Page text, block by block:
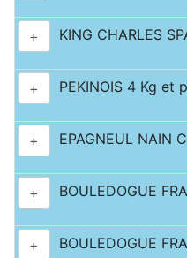
+ KING CHARLES
+ PEKINOIS 4 Kg et
+ EPAGNEUL NAIN
+ BOULEDOGUE
+ BOULEDOGUE